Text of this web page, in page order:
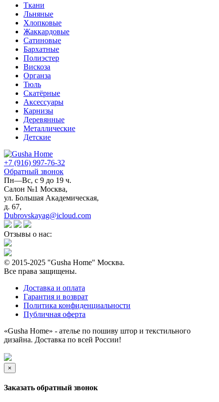
Ткани
Льняные
Хлопковые
Жаккардовые
Сатиновые
Бархатные
Полиэстер
Вискоза
Органза
Тюль
Скатёрные
Аксессуары
Карнизы
Деревянные
Металлические
Детские
+7 (916) 997-76-32
Обратный звонок
Пн—Вс, с 9 до 19 ч.
Салон №1 Москва,
ул. Большая Академическая,
д. 67,
Dubrovskayag@icloud.com
Отзывы о нас:
© 2015-2025 "Gusha Home" Москва.
Все права защищены.
Доставка и оплата
Гарантия и возврат
Политика конфиденциальности
Публичная оферта
«Gusha Home» - ателье по пошиву штор и текстильного
дизайна. Доставка по всей России!
×
Заказать обратный звонок